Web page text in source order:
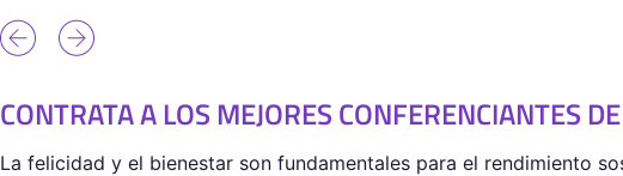
CONTRATA A LOS MEJORES CONFERENCIANTES
La felicidad y el bienestar son fundamentales para el rendimiento